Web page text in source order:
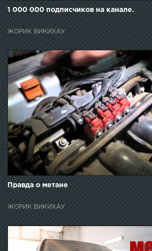
1 000 000 подписчиков на канале.
ЖОРИК ВИКИХАУ
Правда о метане
ЖОРИК ВИКИХАУ